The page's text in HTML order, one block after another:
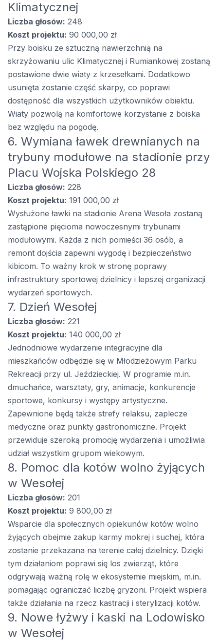
Klimatycznej
Liczba głosów: 248
Koszt projektu: 90 000,00 zł
Przy boisku ze sztuczną nawierzchnią na
skrzyżowaniu ulic Klimatycznej i Rumiankowej zostaną
postawione dwie wiaty z krzesełkami. Dodatkowo
usunięta zostanie część skarpy, co poprawi
dostępność dla wszystkich użytkowników obiektu.
Wiaty pozwolą na komfortowe korzystanie z boiska
bez względu na pogodę.
6. Wymiana ławek drewnianych na
trybuny modułowe na stadionie przy
Placu Wojska Polskiego 28
Liczba głosów: 228
Koszt projektu: 191 000,00 zł
Wysłużone ławki na stadionie Arena Wesoła zostaną
zastąpione pięcioma nowoczesnymi trybunami
modułowymi. Każda z nich pomieści 36 osób, a
remont dojścia zapewni wygodę i bezpieczeństwo
kibicom. To ważny krok w stronę poprawy
infrastruktury sportowej dzielnicy i lepszej organizacji
wydarzeń sportowych.
7. Dzień Wesołej
Liczba głosów: 221
Koszt projektu: 140 000,00 zł
Jednodniowe wydarzenie integracyjne dla
mieszkańców odbędzie się w Młodzieżowym Parku
Rekreacji przy ul. Jeździeckiej. W programie m.in.
dmuchańce, warsztaty, gry, animacje, konkurencje
sportowe, konkursy i występy artystyczne.
Zapewnione będą także strefy relaksu, zaplecze
medyczne oraz punkty gastronomiczne. Projekt
przewiduje szeroką promocję wydarzenia i umożliwia
udział wszystkim grupom wiekowym.
8. Pomoc dla kotów wolno żyjących
w Wesołej
Liczba głosów: 201
Koszt projektu: 9 800,00 zł
Wsparcie dla społecznych opiekunów kotów wolno
żyjących obejmie zakup karmy mokrej i suchej, która
zostanie przekazana na terenie całej dzielnicy. Dzięki
tym działaniom poprawi się los zwierząt, które
odgrywają ważną rolę w ekosystemie miejskim, m.in.
pomagając ograniczać liczbę gryzoni. Projekt wspiera
także działania na rzecz kastracji i sterylizacji kotów.
9. Nowe łyżwy i kaski na Lodowisko
w Wesołej